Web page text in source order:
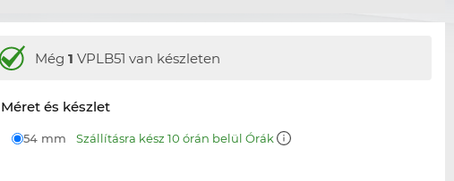
Még1 VPLB51 van készleten
Méret és készlet
54 mm Szállításra kész 10 órán belül Órák